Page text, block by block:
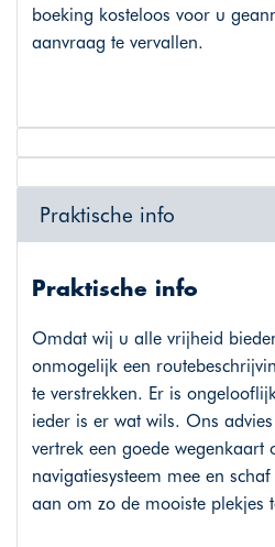
boeking kosteloos voor u
aanvraag te vervallen.
Praktische info
Praktische info
Omdat wij u alle vrijheid
onmogelijk een
te verstrekken. Er is
ieder is er wat wils. Ons
vertrek een goede wegenkaart
navigatiesysteem mee en
aan om zo de mooiste plekjes